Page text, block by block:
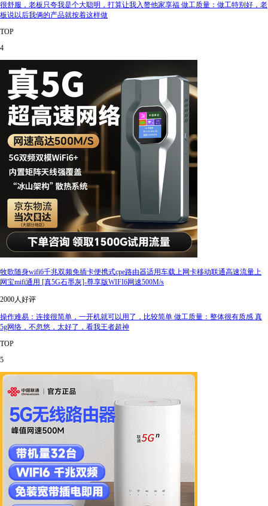
很舒服，老板只夸我是个大聪明，打算让我入赘他家享福 做工质量：做工特别好，老
板说以后我俩的产品就按着这样做
TOP
4
牧歌随身wifi6千兆双频免插卡便携式cpe路由器适用车载上网卡移动联通高速流量上
网宝mifi通用 [真5G石墨灰]-尊享版WIFI6网速500M/s
2000人好评
操作难易：连接很简单，一开机就可以用了，比较简单 做工质量：整体很有质感 真
5g网络，不忽悠，太好了，看我王者超神
TOP
5